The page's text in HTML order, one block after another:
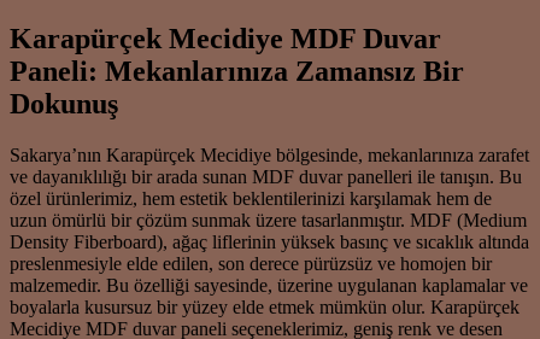
Karapürçek Mecidiye MDF Duvar
Paneli: Mekanlarınıza Zamansız Bir
Dokunuş
Sakarya’nın Karapürçek Mecidiye bölgesinde, mekanlarınıza zarafet
ve dayanıklılığı bir arada sunan MDF duvar panelleri ile tanışın. Bu
özel ürünlerimiz, hem estetik beklentilerinizi karşılamak hem de
uzun ömürlü bir çözüm sunmak üzere tasarlanmıştır. MDF (Medium
Density Fiberboard), ağaç liflerinin yüksek basınç ve sıcaklık altında
preslenmesiyle elde edilen, son derece pürüzsüz ve homojen bir
malzemedir. Bu özelliği sayesinde, üzerine uygulanan kaplamalar ve
boyalarla kusursuz bir yüzey elde etmek mümkün olur. Karapürçek
Mecidiye MDF duvar paneli seçeneklerimiz, geniş renk ve desen